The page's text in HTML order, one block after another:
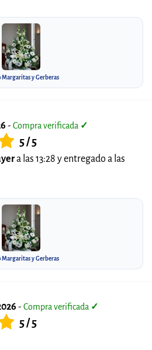
Margaritas y Gerberas
- Compra verificada ✓
5 / 5
a las 13:28 y entregado a las
Margaritas y Gerberas
- Compra verificada ✓
5 / 5